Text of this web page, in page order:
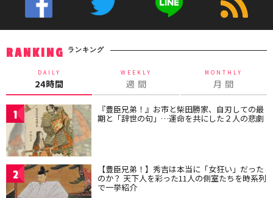
RANKING ランキング
DAILY
24時間
WEEKLY
週 間
MONTHLY
月 間
1 『豊臣兄弟！』お市と柴田勝家、自刃しての最
期と「辞世の句」…運命を共にした２人の悲劇
2 【豊臣兄弟！】秀吉は本当に「女狂い」だった
のか？ 天下人を彩った11人の側室たちを時系列
で一挙紹介